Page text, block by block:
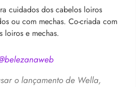
cuidados dos cabelos loiros
ou com mechas. Co-criada com
loiros e mechas.
o lançamento de Wella,